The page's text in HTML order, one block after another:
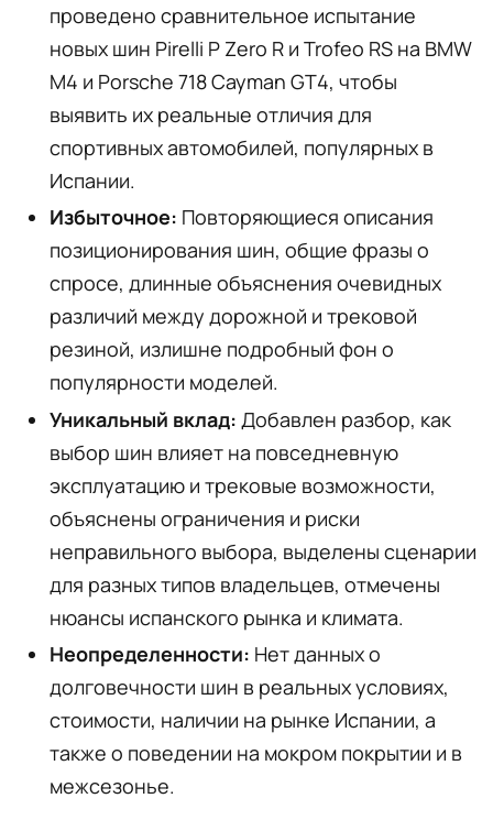
проведено сравнительное испытание
новых шин Pirelli P Zero R и Trofeo RS на BMW
M4 и Porsche 718 Cayman GT4, чтобы
выявить их реальные отличия для
спортивных автомобилей, популярных в
Испании.
Избыточное: Повторяющиеся описания
позиционирования шин, общие фразы о
спросе, длинные объяснения очевидных
различий между дорожной и трековой
резиной, излишне подробный фон о
популярности моделей.
Уникальный вклад: Добавлен разбор, как
выбор шин влияет на повседневную
эксплуатацию и трековые возможности,
объяснены ограничения и риски
неправильного выбора, выделены сценарии
для разных типов владельцев, отмечены
нюансы испанского рынка и климата.
Неопределенности: Нет данных о
долговечности шин в реальных условиях,
стоимости, наличии на рынке Испании, а
также о поведении на мокром покрытии и в
межсезонье.